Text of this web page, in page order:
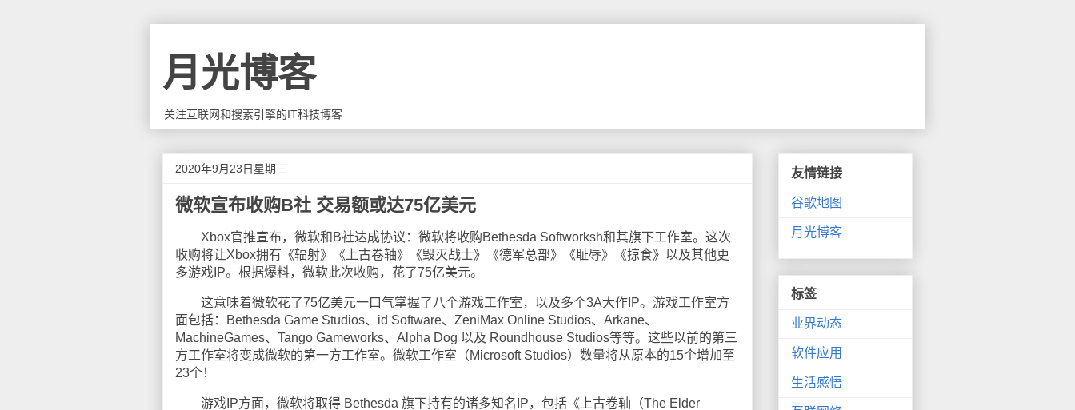
月光博客
关注互联网和搜索引擎的IT科技博客
2020年9月23日星期三
微软宣布收购B社 交易额或达75亿美元
Xbox官推宣布，微软和B社达成协议：微软将收购Bethesda Softworksh和其旗下工作室。这次
收购将让Xbox拥有《辐射》《上古卷轴》《毁灭战士》《德军总部》《耻辱》《掠食》以及其他更
多游戏IP。根据爆料，微软此次收购，花了75亿美元。
这意味着微软花了75亿美元一口气掌握了八个游戏工作室，以及多个3A大作IP。游戏工作室方
面包括：Bethesda Game Studios、id Software、ZeniMax Online Studios、Arkane、
MachineGames、Tango Gameworks、Alpha Dog 以及 Roundhouse Studios等等。这些以前的第三
方工作室将变成微软的第一方工作室。微软工作室（Microsoft Studios）数量将从原本的15个增加至
23个！
游戏IP方面，微软将取得 Bethesda 旗下持有的诸多知名IP，包括《上古卷轴（The Elder
友情链接
谷歌地图
月光博客
标签
业界动态
软件应用
生活感悟